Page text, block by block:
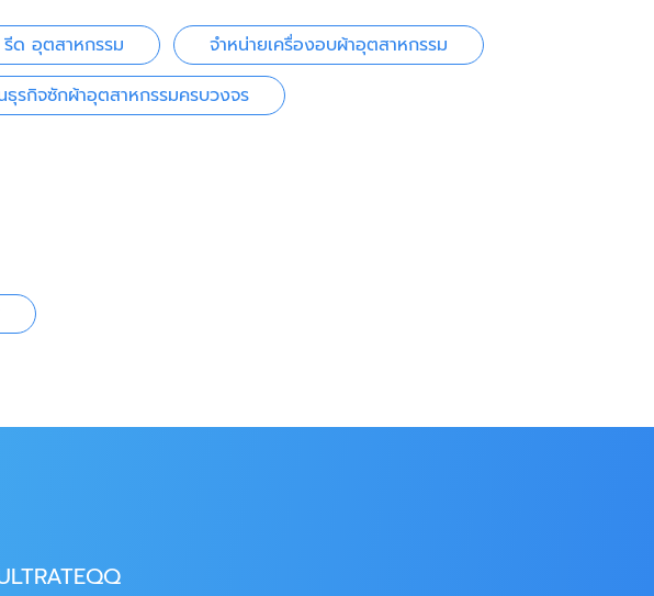
ด อุตสาหกรรม
จำหน่ายเครื่องอบผ้าอุตสาหกรรม
ธุรกิจซักผ้าอุตสาหกรรมครบวงจร